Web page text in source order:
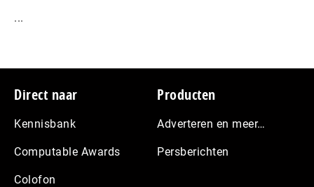
...
Footer
Direct naar
Kennisbank
Computable Awards
Colofon
Producten
Adverteren en meer…
Persberichten